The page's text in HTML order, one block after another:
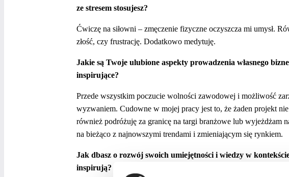
ze stresem stosujesz?
Ćwiczę na siłowni – zmęczenie fizyczne oczyszcza mi umysł.
złość, czy frustrację. Dodatkowo medytuję.
Jakie są Twoje ulubione aspekty prowadzenia własnego
inspirujące?
Przede wszystkim poczucie wolności zawodowej i możliwość
wyzwaniem. Cudowne w mojej pracy jest to, że żaden projekt
również podróżuję za granicę na targi branżowe lub wyjeżdżam
na bieżąco z najnowszymi trendami i zmieniającym się rynkiem.
Jak dbasz o rozwój swoich umiejętności i wiedzy w
inspirują?